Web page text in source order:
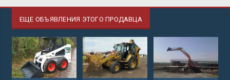
ЕЩЕ ОБЪЯВЛЕНИЯ ЭТОГО ПРОДАВЦА